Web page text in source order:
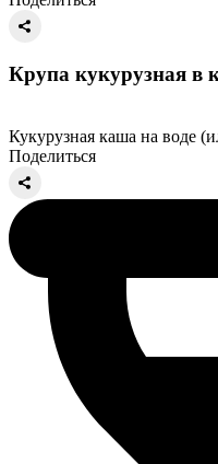
Крупа кукурузная в
Кукурузная каша на воде
Поделиться